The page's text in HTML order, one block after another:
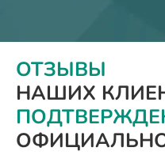
ОТЗЫВЫ
НАШИХ